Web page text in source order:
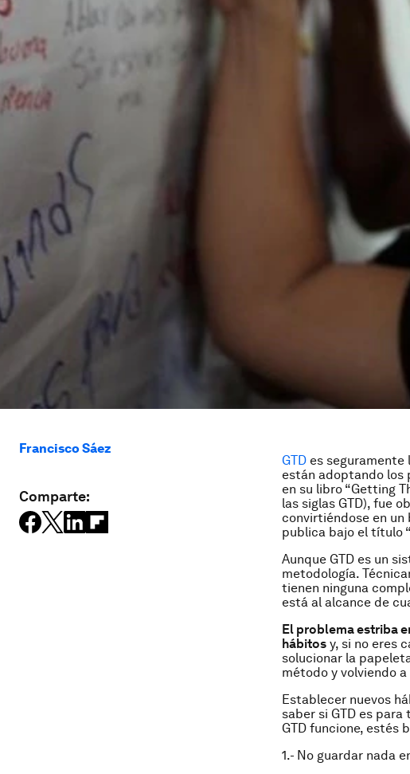
Francisco Sáez
Comparte:
GTD es
están adoptando los
en su libro “Getting
las siglas GTD), fue
convirtiéndose en un
publica bajo el título
Aunque GTD es un
metodología.
tienen ninguna
está al alcance de
El problema estriba
hábitos y, si no eres
solucionar la
método y volviendo
Establecer nuevos
saber si GTD es
GTD funcione, estés
1.- No guardar nada